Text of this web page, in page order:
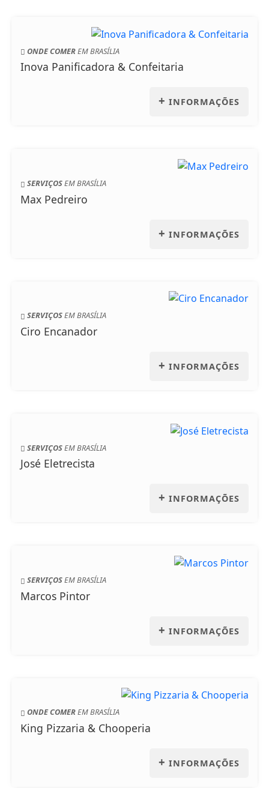
ONDE COMEREM BRASÍLIA
Inova Panificadora & Confeitaria
+ INFORMAÇÕES
SERVIÇOSEM BRASÍLIA
Max Pedreiro
+ INFORMAÇÕES
SERVIÇOSEM BRASÍLIA
Ciro Encanador
+ INFORMAÇÕES
SERVIÇOSEM BRASÍLIA
José Eletrecista
+ INFORMAÇÕES
SERVIÇOSEM BRASÍLIA
Marcos Pintor
+ INFORMAÇÕES
ONDE COMEREM BRASÍLIA
King Pizzaria & Chooperia
+ INFORMAÇÕES